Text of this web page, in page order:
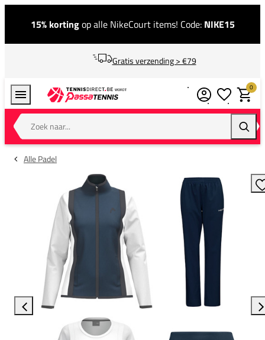
15% kortingop alle NikeCourt items! Code: NIKE15
Gratis verzending > €79
Zoek naar...
0
Alle Padel